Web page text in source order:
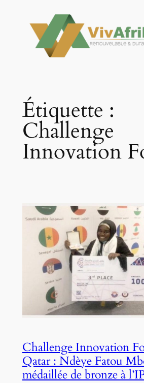
contenu
Étiquette :
Challenge
Innovation
Challenge Innovation
Qatar : Ndèye Fatou
médaillée de bronze à